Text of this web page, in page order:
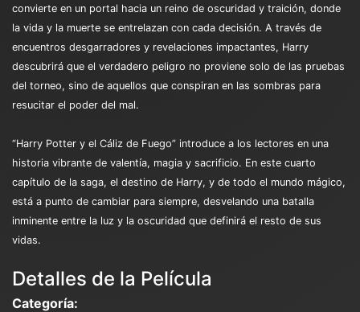
convierte en un portal hacia un reino de oscuridad y traición, donde
la vida y la muerte se entrelazan con cada decisión. A través de
encuentros desgarradores y revelaciones impactantes, Harry
descubrirá que el verdadero peligro no proviene solo de las pruebas
del torneo, sino de aquellos que conspiran en las sombras para
resucitar el poder del mal.
“Harry Potter y el Cáliz de Fuego” introduce a los lectores en una
historia vibrante de valentía, magia y sacrificio. En este cuarto
capítulo de la saga, el destino de Harry, y de todo el mundo mágico,
está a punto de cambiar para siempre, desvelando una batalla
inminente entre la luz y la oscuridad que definirá el resto de sus
vidas.
Detalles de la Película
Categoría: